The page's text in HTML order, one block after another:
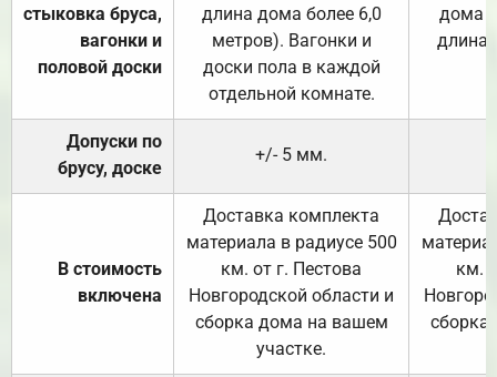
стыковка бруса,
вагонки и
половой доски
длина дома более 6,0
метров). Вагонки и
доски пола в каждой
отдельной комнате.
дома
длина
Допуски по
брусу, доске
+/- 5 мм.
В стоимость
включена
Доставка комплекта
материала в радиусе 500
км. от г. Пестова
Новгородской области и
сборка дома на вашем
участке.
км.